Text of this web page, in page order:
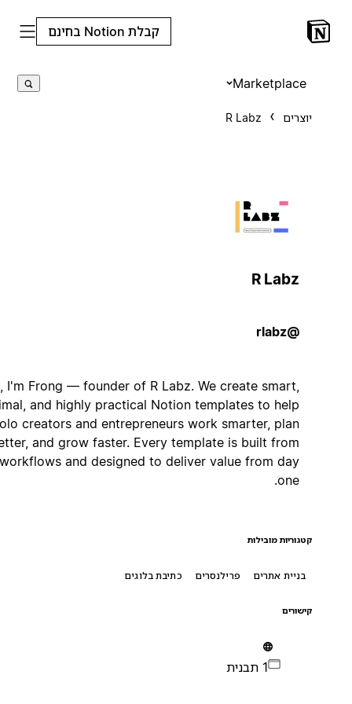
קבלת Notion בחינם
Marketplace
R Labz
R Labz
Hi, I'm Frong — founder of R Labz. We create smart,
minimal, and highly practical Notion templates to help
solo creators and entrepreneurs work smarter, plan
better, and grow faster. Every template is built from
real workflows and designed to deliver value from day
קטגוריות מובילות
בניית אתרים פרילנסרים כתיבת בלוגים